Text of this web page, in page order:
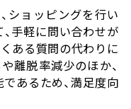
ショッピングを行い
手軽に問い合わせが
ある質問の代わりに
離脱率減少のほか、
あるため、満足度向